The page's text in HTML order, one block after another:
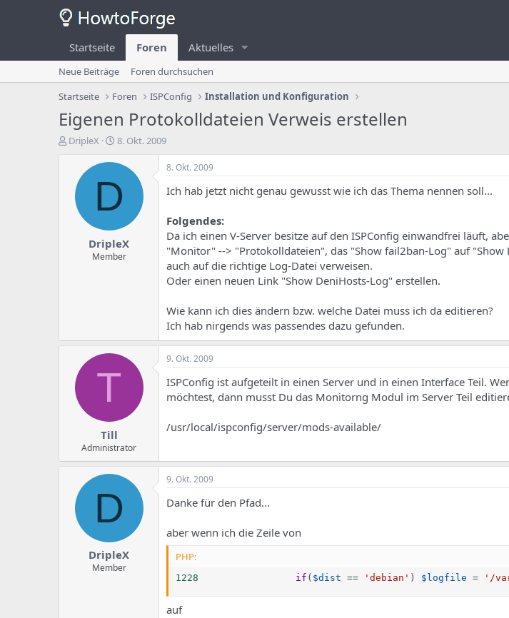
Startseite Foren Aktuelles
Neue Beiträge
Foren durchsuchen
Startseite
Foren ISPConfig Installation und Konfiguration
Eigenen Protokolldateien Verweis erstellen
E
a
DripleX
E
s
e
l
u
n
g
8. Okt. 2009
D
DripleX
Member
8. Okt. 2009
Ich hab jetzt nicht genau gewusst wie ich das Thema nennen soll...
Folgendes:
Da ich einen V-Server besitze auf den ISPConfig einwandfrei läuft,
"Monitor" --> "Protokolldateien", das "Show fail2ban-Log" auf
auch auf die richtige Log-Datei verweisen.
Oder einen neuen Link "Show DeniHosts-Log" erstellen.
Wie kann ich dies ändern bzw. welche Datei muss ich da editieren?
Ich hab nirgends was passendes dazu gefunden.
T
Till
Administrator
9. Okt. 2009
ISPConfig ist aufgeteilt in einen Server und in einen Interface Teil.
möchtest, dann musst Du das Monitorng Modul im Server Teil
/usr/local/ispconfig/server/mods-available/
D
DripleX
Member
9. Okt. 2009
Danke für den Pfad...
aber wenn ich die Zeile von
PHP:
1228 if ( $dist == 'debian' ) $logfile = '/
auf